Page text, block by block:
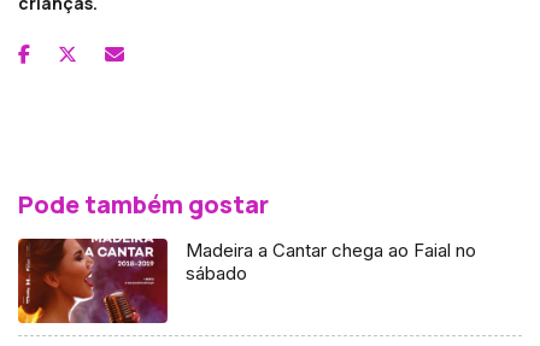
Pode também gostar
Madeira a Cantar chega ao Faial no
sábado